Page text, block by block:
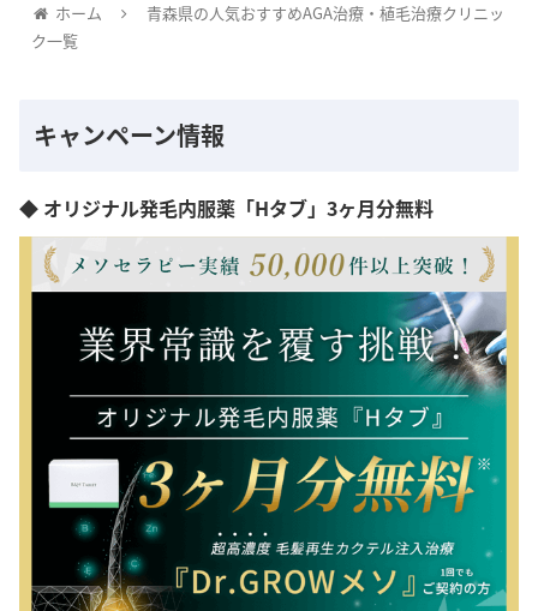
ホーム
青森県の人気おすすめAGA治療・植毛治療クリニッ
ク一覧
キャンペーン情報
◆ オリジナル発毛内服薬「Hタブ」3ヶ月分無料